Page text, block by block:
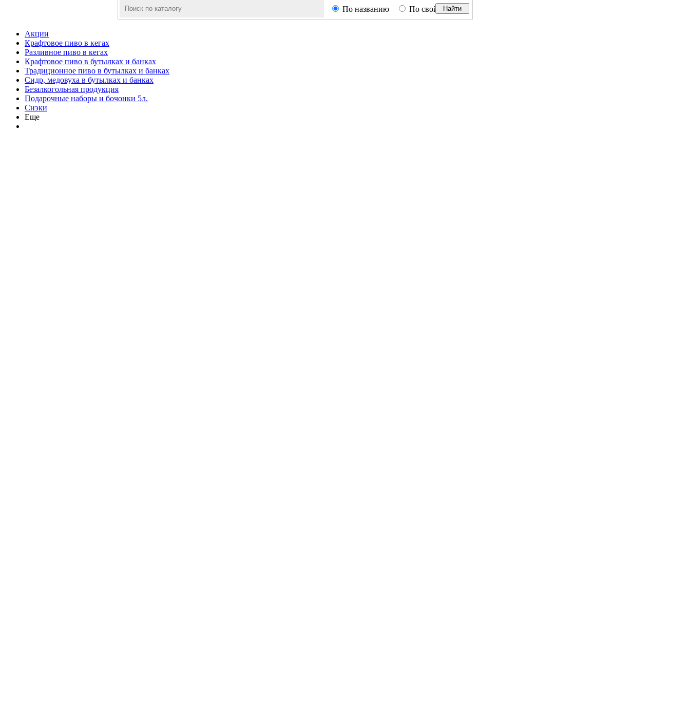
По названию По свойствам
Найти
Акции
Крафтовое пиво в кегах
Разливное пиво в кегах
Крафтовое пиво в бутылках и банках
Традиционное пиво в бутылках и банках
Сидр, медовуха в бутылках и банках
Безалкогольная продукция
Подарочные наборы и бочонки 5л.
Снэки
Еще